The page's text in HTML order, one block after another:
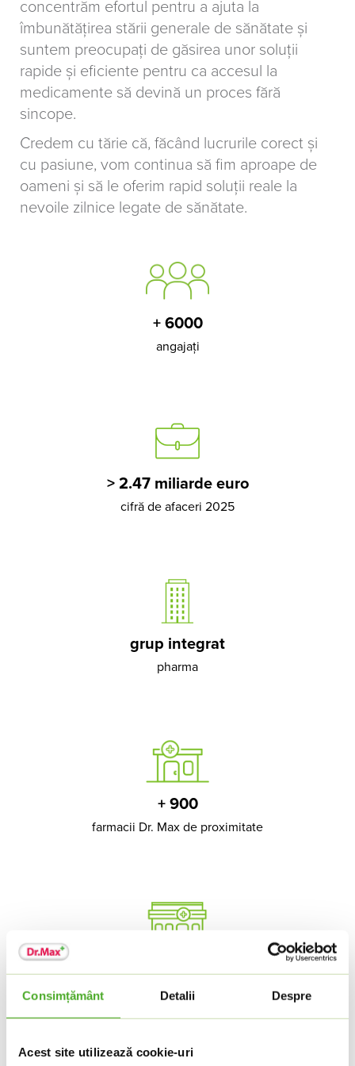
Consimțământ Detalii Despre
Acest site utilizează cookie-uri
concentrăm efortul pentru a ajuta la
îmbunătăţirea stării generale de sănătate și
suntem preocupați de găsirea unor soluții
rapide și eficiente pentru ca accesul la
medicamente să devină un proces fără
sincope.
Credem cu tărie că, făcând lucrurile corect și
cu pasiune, vom continua să fim aproape de
oameni și să le oferim rapid soluții reale la
nevoile zilnice legate de sănătate.
+ 6000
angajați
> 2.47 miliarde euro
cifră de afaceri 2025
grup integrat
pharma
+ 900
farmacii Dr. Max de proximitate
HIPER Dr. Max Farmacii